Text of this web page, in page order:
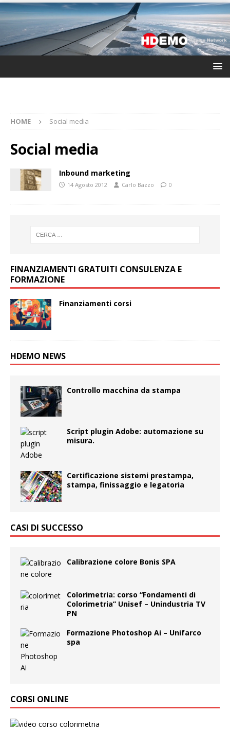
HOME Social media
Social media
Inbound marketing
14 Agosto 2012 Carlo Bazzo 0
FINANZIAMENTI GRATUITI CONSULENZA E
FORMAZIONE
Finanziamenti corsi
HDEMO NEWS
Controllo macchina da stampa
Script plugin Adobe: automazione su
misura.
Certificazione sistemi prestampa,
stampa, finissaggio e legatoria
CASI DI SUCCESSO
Calibrazione colore Bonis SPA
Colorimetria: corso “Fondamenti di
Colorimetria” Unisef – Unindustria TV
PN
Formazione Photoshop Ai – Unifarco
spa
CORSI ONLINE